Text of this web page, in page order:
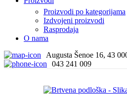
Proizvodi po kategorijama
Izdvojeni proizvodi
Rasprodaja
O nama
Augusta Šenoe 16, 43
043 241 009